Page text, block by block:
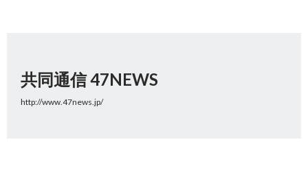
共同通信 47NEWS
http://www.47news.jp/